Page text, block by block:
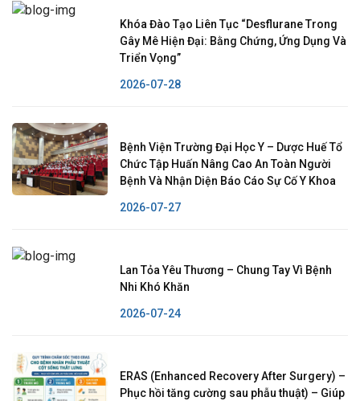
Khóa Đào Tạo Liên Tục “Desflurane Trong
Gây Mê Hiện Đại: Bằng Chứng, Ứng Dụng Và
Triển Vọng”
2026-07-28
Bệnh Viện Trường Đại Học Y – Dược Huế Tổ
Chức Tập Huấn Nâng Cao An Toàn Người
Bệnh Và Nhận Diện Báo Cáo Sự Cố Y Khoa
2026-07-27
Lan Tỏa Yêu Thương – Chung Tay Vì Bệnh
Nhi Khó Khăn
2026-07-24
ERAS (Enhanced Recovery After Surgery) –
Phục hồi tăng cường sau phẫu thuật) – Giúp